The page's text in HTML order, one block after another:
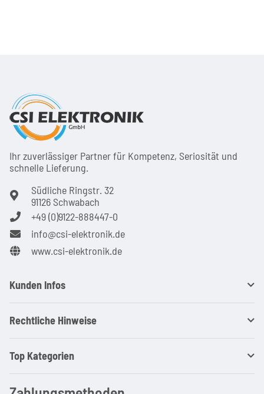
Ihr zuver­läs­siger Partner für Kom­pe­tenz, Seri­osi­tät und
schnel­le Lie­ferung.
Südliche Ringstr. 32
91126 Schwabach
+49 (0)9122-888447-0
info@csi-elektronik.de
www.csi-elektronik.de
Kunden Infos
Rechtliche Hinweise
Top Kategorien